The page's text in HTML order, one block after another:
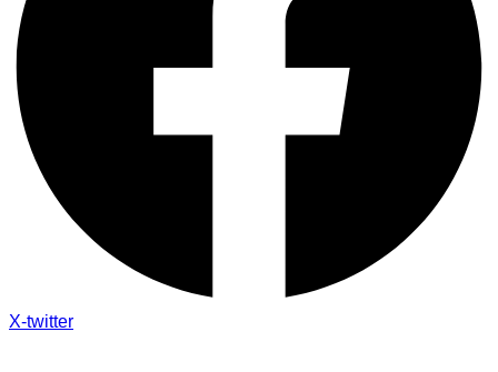
X-twitter